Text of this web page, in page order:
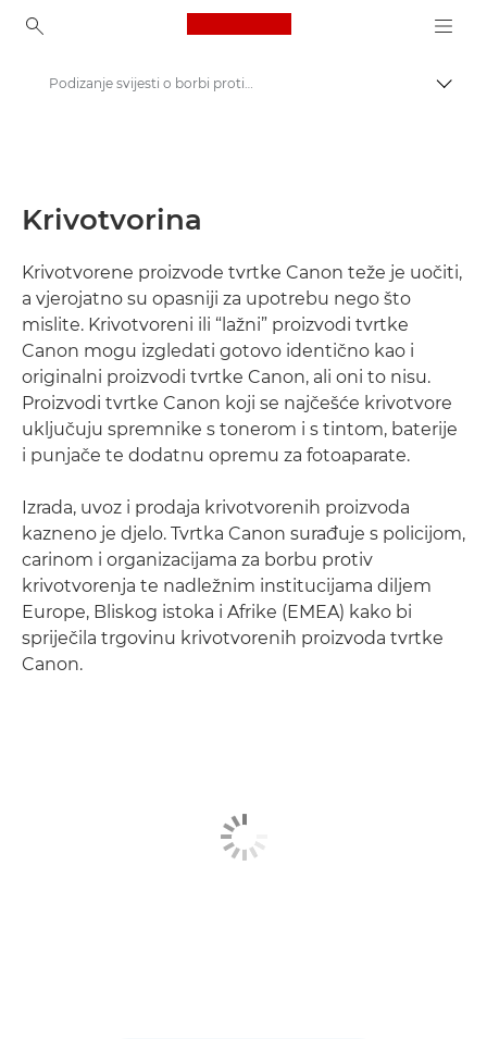
Canon Logo, back to
Podizanje svijesti o borbi protiv krivotvorenja
Krivotvorina
Krivotvorene proizvode tvrtke Canon teže je uočiti,
a vjerojatno su opasniji za upotrebu nego što
mislite. Krivotvoreni ili “lažni” proizvodi tvrtke
Canon mogu izgledati gotovo identično kao i
originalni proizvodi tvrtke Canon, ali oni to nisu.
Proizvodi tvrtke Canon koji se najčešće krivotvore
uključuju spremnike s tonerom i s tintom, baterije
i punjače te dodatnu opremu za fotoaparate.
Izrada, uvoz i prodaja krivotvorenih proizvoda
kazneno je djelo. Tvrtka Canon surađuje s policijom,
carinom i organizacijama za borbu protiv
krivotvorenja te nadležnim institucijama diljem
Europe, Bliskog istoka i Afrike (EMEA) kako bi
spriječila trgovinu krivotvorenih proizvoda tvrtke
Canon.